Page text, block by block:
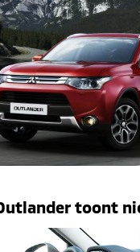
toont